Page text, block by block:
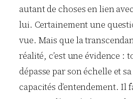
autant de choses en lien
lui. Certainement une
vue. Mais que la
réalité, c’est une évidence :
dépasse par son échelle et
capacités d’entendement.